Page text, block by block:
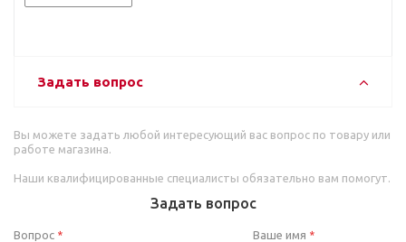
Задать вопрос
Вы можете задать любой интересующий вас вопрос по товару или
работе магазина.
Наши квалифицированные специалисты обязательно вам помогут.
Задать вопрос
Вопрос * Ваше имя *